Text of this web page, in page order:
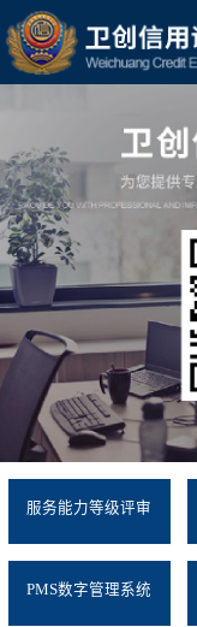
服务能力等级评审
PMS数字管理系统